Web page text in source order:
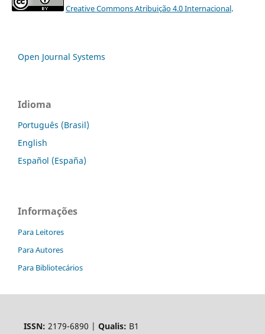
Creative Commons Atribuição 4.0 Internacional.
Open Journal Systems
Idioma
Português (Brasil)
English
Español (España)
Informações
Para Leitores
Para Autores
Para Bibliotecários
ISSN: 2179-6890 | Qualis: B1